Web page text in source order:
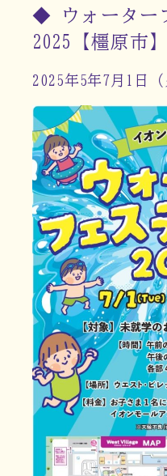
◆ ウォーター
2025【橿原市】
2025年5年7月1日